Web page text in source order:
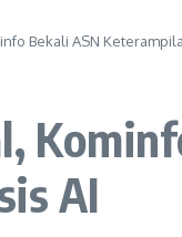
Bekali ASN
AI